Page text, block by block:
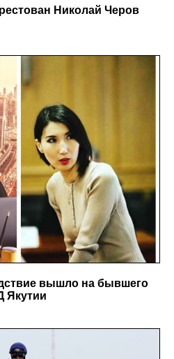
Николай Черов
вышло на бывшего
Якутии